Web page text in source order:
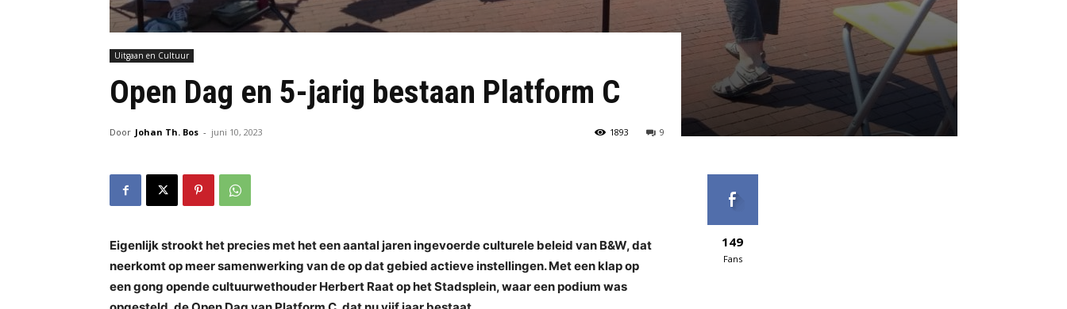
Uitgaan en Cultuur
Open Dag en 5-jarig bestaan Platform C
Door Johan Th. Bos - juni 10, 2023 9
1893
Eigenlijk strookt het precies met het een aantal jaren ingevoerde culturele beleid van B&W, dat
neerkomt op meer samenwerking van de op dat gebied actieve instellingen. Met een klap op
een gong opende cultuurwethouder Herbert Raat op het Stadsplein, waar een podium was
149
Fans